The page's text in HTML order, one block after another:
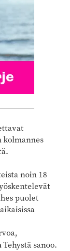
kolmannes
noin 18
puolet
Tehystä sanoo.